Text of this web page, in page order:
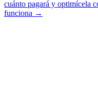
cuánto pagará y optimícela
funciona →